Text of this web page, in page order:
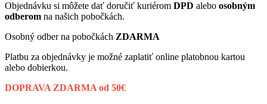
Objednávku si môžete dať doručiť kuriérom DPD alebo osobným
odberom na našich pobočkách.
Osobný odber na pobočkách ZDARMA
Platbu za objednávky je možné zaplatiť online platobnou kartou
alebo dobierkou.
DOPRAVA ZDARMA od 50€